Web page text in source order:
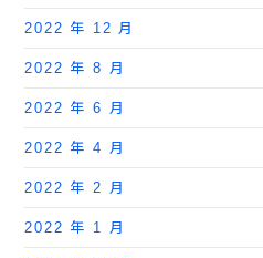
2022 年 12 月
2022 年 8 月
2022 年 6 月
2022 年 4 月
2022 年 2 月
2022 年 1 月